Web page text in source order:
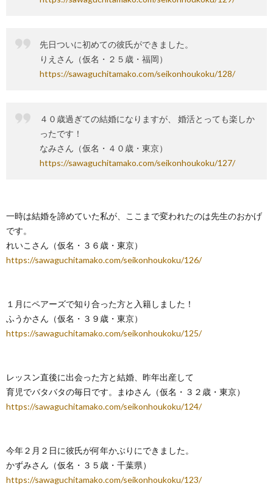
先日ついに初めての彼氏ができました。
りえさん（仮名・２５歳・福岡）
https://sawaguchitamako.com/seikonhoukoku/128/
４０歳過ぎての結婚になりますが、 婚活とっても楽しか
ったです！
なみさん（仮名・４０歳・東京）
https://sawaguchitamako.com/seikonhoukoku/127/
一時は結婚を諦めていた私が、ここまで変われたのは先生のおかげ
です。
れいこさん（仮名・３６歳・東京）
https://sawaguchitamako.com/seikonhoukoku/126/
１月にペアーズで知り合った方と入籍しました！
ふうかさん（仮名・３９歳・東京）
https://sawaguchitamako.com/seikonhoukoku/125/
レッスン直後に出会った方と結婚、昨年出産して
育児でバタバタの毎日です。まゆさん（仮名・３２歳・東京）
https://sawaguchitamako.com/seikonhoukoku/124/
今年２月２日に彼氏が何年かぶりにできました。
かずみさん（仮名・３５歳・千葉県）
https://sawaguchitamako.com/seikonhoukoku/123/